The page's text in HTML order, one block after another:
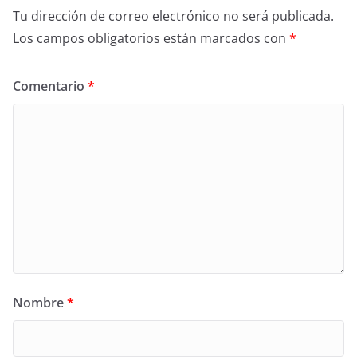
Tu dirección de correo electrónico no será publicada.
Los campos obligatorios están marcados con *
Comentario *
Nombre*